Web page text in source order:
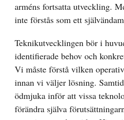
arméns fortsatta utveckling.
inte förstås som ett
Teknikutvecklingen bör i
identifierade behov och
Vi måste förstå vilken
innan vi väljer lösning.
ödmjuka inför att vissa
förändra själva